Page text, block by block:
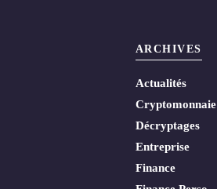
ARCHIVES
Actualités
Cryptomonnaie
Décryptages
Entreprise
Finance